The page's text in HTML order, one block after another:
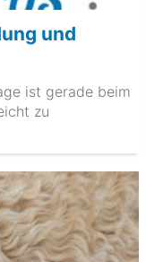
und
ist gerade beim
zu